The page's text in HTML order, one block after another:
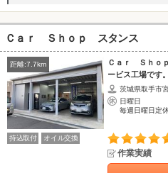
Ｃａｒ Ｓｈｏｐ スタンス
距離:7.7km
Ｃａｒ Ｓｈｏ
ービス工場です
茨城県取手市
日曜日
毎週日曜日定
持込取付 オイル交換
作業実績